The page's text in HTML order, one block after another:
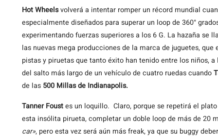
HotWheelsvolverá a intentar romper un récord mundial
especialmente diseñados para superar un loop de 360°
experimentando fuerzas superiores a los 6 G. La hazaña se
las nuevas mega producciones de la marca de juguetes,
pistas y piruetas que tanto éxito han tenido entre los niños,
del salto más largo de un vehículo de cuatro ruedas cuando
de las 500 Millas de Indianapolis.
Tanner Foustes un loquillo. Claro, porque se repetirá el
esta insólita pirueta, completar un doble loop de más de 20
car», pero esta vez será aún más freak, ya que su buggy